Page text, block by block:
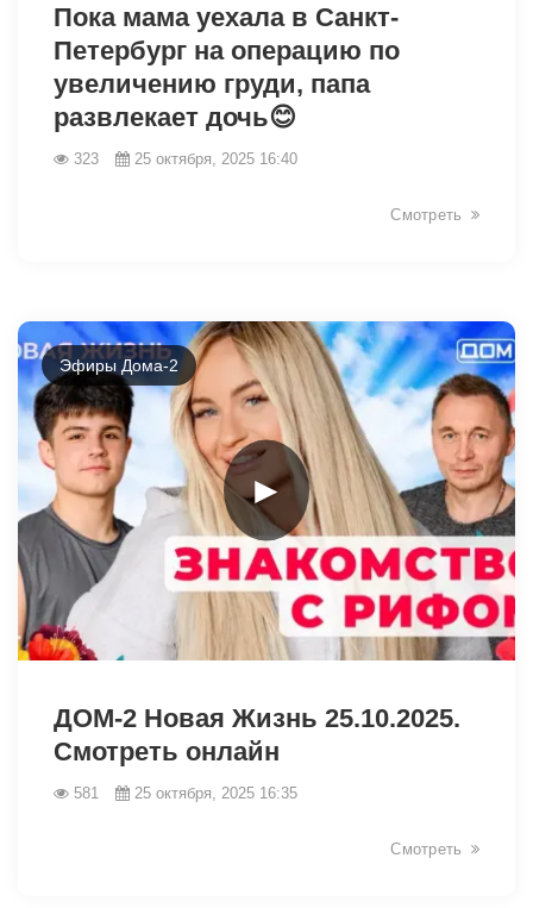
Пока мама уехала в Санкт-
Петербург на операцию по
увеличению груди, папа
развлекает дочь😊
323 25 октября, 2025 16:40
Смотреть
►
Эфиры Дома-2
ДОМ-2 Новая Жизнь 25.10.2025.
Смотреть онлайн
581 25 октября, 2025 16:35
Смотреть